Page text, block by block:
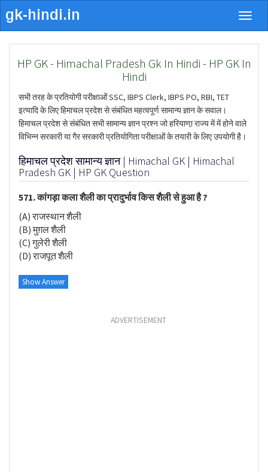
HP GK - Himachal Pradesh Gk In Hindi - HP GK In
Hindi
सभी तरह के प्रतियोगी परीक्षाओं SSC, IBPS Clerk, IBPS PO, RBI, TET
इत्यादि के लिए हिमाचल प्रदेश से संबंधित महत्वपूर्ण सामान्य ज्ञान के सवाल।
हिमाचल प्रदेश से संबंधित सभी सामान्य ज्ञान प्रश्न जो हरियाणा़ राज्य में में होने वाले
विभिन्न सरकारी या गैर सरकारी प्रतियोगिता परीक्षाओं के तयारी के लिए उपयोगी है।
हिमाचल प्रदेश सामान्य ज्ञान | Himachal GK | Himachal
Pradesh GK | HP GK Question
571. कांगड़ा कला शैली का प्रादुर्भाव किस शैली से हुआ है ?
(A) राजस्थान शैली
(B) मुग़ल शैली
(C) गुलेरी शैली
(D) राजपूत शैली
Show Answer
ADVERTISEMENT